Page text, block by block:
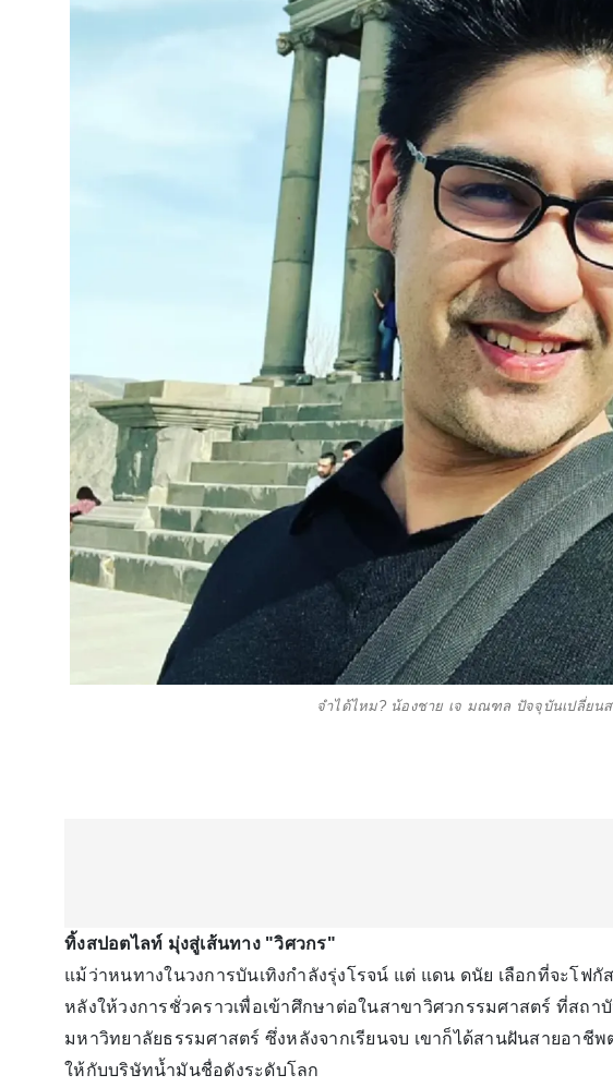
จำได้ไหม? น้องชาย เจ มณฑล ปัจจุบันเปลี่ยนส
ทิ้งสปอตไลท์ มุ่งสู่เส้นทาง "วิศวกร"
แม้ว่าหนทางในวงการบันเทิงกำลังรุ่งโรจน์ แต่ แดน ดนัย เลือกที่จะโฟกั
หลังให้วงการชั่วคราวเพื่อเข้าศึกษาต่อในสาขาวิศวกรรมศาสตร์ ที่สถา
มหาวิทยาลัยธรรมศาสตร์ ซึ่งหลังจากเรียนจบ เขาก็ได้สานฝันสายอาชีพ
ให้กับบริษัทน้ำมันชื่อดังระดับโลก